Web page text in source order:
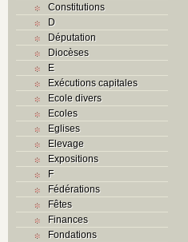
Constitutions
D
Députation
Diocèses
E
Exécutions capitales
Ecole divers
Ecoles
Eglises
Elevage
Expositions
F
Fédérations
Fêtes
Finances
Fondations